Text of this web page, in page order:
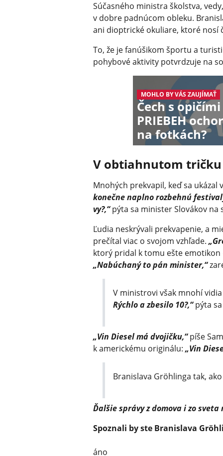
Súčasného ministra školstva,
v dobre padnúcom obleku.
ani dioptrické okuliare, ktoré nosí
To, že je fanúšikom športu a
pohybové aktivity potvrdzuje na
MOHLO BY VÁS ZAUJÍMAŤ
Čech s
PRIEBEH
na fotkách?
V obtiahnutom tričku
Mnohých prekvapil, keď sa
konečne naplno rozbehnú
vy?,“pýta sa minister Slovákov na
Ľudia neskrývali prekvapenie, a
prečítal viac o svojom vzhľade.
ktorý pridal k tomu ešte
„Nabúchaný to pán minister,“
V ministrovi však mnohí
Rýchlo a zbesilo 10?,“pýta sa
„Vin Diesel má dvojičku,“píše
k americkému originálu:„Vin
Branislava Gröhlinga tak,
Ďalšie správy z domova i zo
Spoznali by ste Branislava
áno